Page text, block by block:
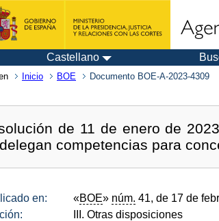
Castellano
Inicio BOE Documento BOE-A-2023-4309
de 11 de enero de
competencias para
en: «BOE» núm. 41, de 17 de
III. Otras disposiciones